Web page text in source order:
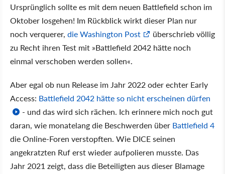
Ursprünglich sollte es mit dem neuen Battlefield schon im
Oktober losgehen! Im Rückblick wirkt dieser Plan nur
noch verquerer, die Washington Post
überschrieb völlig
zu Recht ihren Test mit »Battlefield 2042 hätte noch
einmal verschoben werden sollen«.
Aber egal ob nun Release im Jahr 2022 oder echter Early
Access: Battlefield 2042 hätte so nicht erscheinen dürfen
- und das wird sich rächen. Ich erinnere mich noch gut
daran, wie monatelang die Beschwerden über Battlefield 4
die Online-Foren verstopften. Wie DICE seinen
angekratzten Ruf erst wieder aufpolieren musste. Das
Jahr 2021 zeigt, dass die Beteiligten aus dieser Blamage